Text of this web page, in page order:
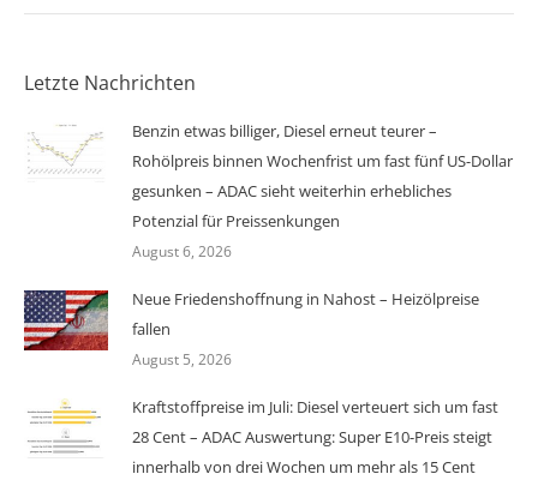
Letzte Nachrichten
Benzin etwas billiger, Diesel erneut teurer –
Rohölpreis binnen Wochenfrist um fast fünf US-Dollar
gesunken – ADAC sieht weiterhin erhebliches
Potenzial für Preissenkungen
August 6, 2026
Neue Friedenshoffnung in Nahost – Heizölpreise
fallen
August 5, 2026
Kraftstoffpreise im Juli: Diesel verteuert sich um fast
28 Cent – ADAC Auswertung: Super E10-Preis steigt
innerhalb von drei Wochen um mehr als 15 Cent